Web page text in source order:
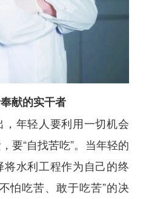
献的实干者
年轻人要利用一切机会
要“自找苦吃”。当年轻的
水利工程作为自己的终
怕吃苦、敢于吃苦”的决